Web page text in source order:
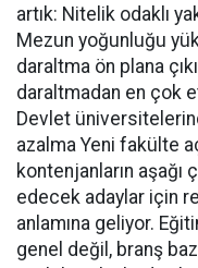
artık: Nitelik odaklı
Mezun yoğunluğu
daraltma ön plana
daraltmadan en çok
Devlet
azalma Yeni fakülte
kontenjanların
edecek adaylar için
anlamına geliyor.
genel değil, branş